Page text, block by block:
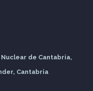
de Cantabria,
Cantabria